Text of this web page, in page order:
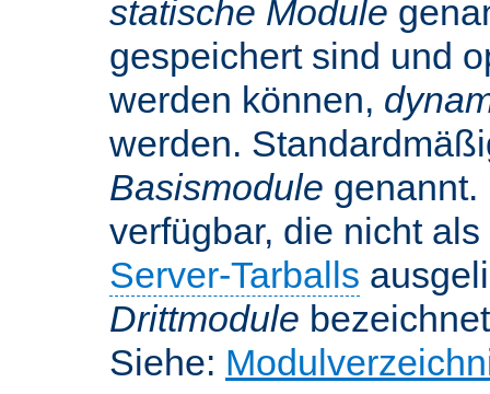
statische Module
gespeichert sind und
werden können,
werden.
Basismodule genannt.
verfügbar, die nicht
Server-Tarballs
Drittmodule
Siehe: